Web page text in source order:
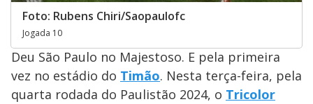
Foto: Rubens Chiri/Saopaulofc
Jogada 10
Deu São Paulo no Majestoso. E pela primeira
vez no estádio do Timão. Nesta terça-feira, pela
quarta rodada do Paulistão 2024, o Tricolor